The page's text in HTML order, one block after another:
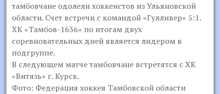
тамбовчане одолели хоккеистов из Ульяновской
области. Счет встречи с командой «Гулливер» 5:1.
ХК «Тамбов-1636» по итогам двух
соревновательных дней является лидером в
подгруппе.
В следующем матче тамбовчане встретятся с ХК
«Витязь» г. Курск.
Фото: Федерация хоккея Тамбовской области